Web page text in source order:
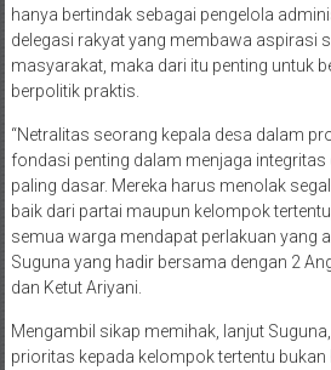
hanya bertindak sebagai pengelola
delegasi rakyat yang membawa aspirasi
masyarakat, maka dari itu penting untuk
berpolitik praktis.
“Netralitas seorang kepala desa dalam
fondasi penting dalam menjaga
paling dasar. Mereka harus menolak
baik dari partai maupun kelompok
semua warga mendapat perlakuan yang
Suguna yang hadir bersama dengan 2
dan Ketut Ariyani.
Mengambil sikap memihak, lanjut
prioritas kepada kelompok tertentu